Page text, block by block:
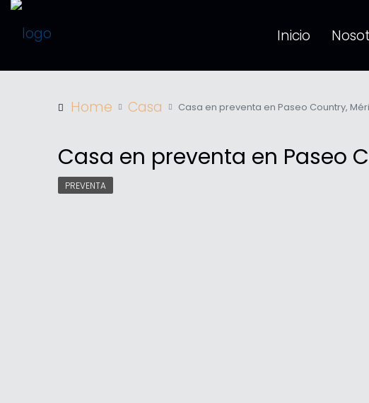
Inicio
Home Casa Casa en preventa en Paseo Country,
Casa en preventa en Paseo
PREVENTA